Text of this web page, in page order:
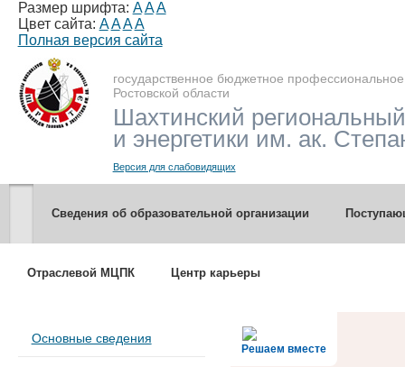
Размер шрифта: A A A
Цвет сайта: A A A A
Полная версия сайта
государственное бюджетное
Ростовской области
Шахтинский
и энергетики им. ак.
Версия для слабовидящих
Сведения об образовательной организации
Отраслевой МЦПК Центр карьеры
Основные сведения
Решаем вместе